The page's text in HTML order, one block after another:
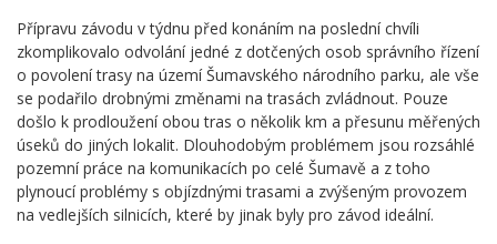
Přípravu závodu v týdnu před konáním na poslední chvíli
zkomplikovalo odvolání jedné z dotčených osob správního řízení
o povolení trasy na území Šumavského národního parku, ale vše
se podařilo drobnými změnami na trasách zvládnout. Pouze
došlo k prodloužení obou tras o několik km a přesunu měřených
úseků do jiných lokalit. Dlouhodobým problémem jsou rozsáhlé
pozemní práce na komunikacích po celé Šumavě a z toho
plynoucí problémy s objízdnými trasami a zvýšeným provozem
na vedlejších silnicích, které by jinak byly pro závod ideální.